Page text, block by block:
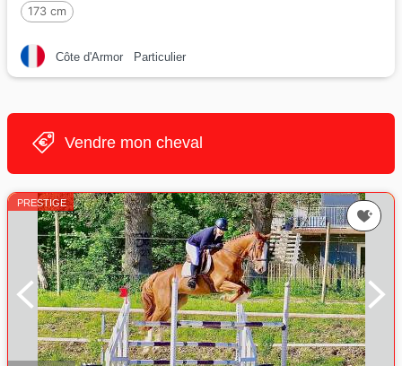
173 cm
Côte d'Armor Particulier
Vendre mon cheval
PRESTIGE